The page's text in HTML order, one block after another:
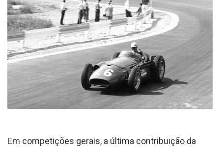
Em competições gerais, a última contribuição da